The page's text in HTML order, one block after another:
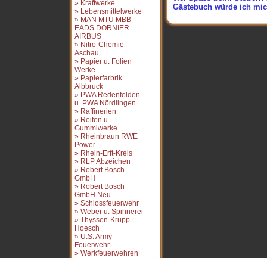
» Kraftwerke
» Lebensmittelwerke
» MAN MTU MBB
EADS DORNIER
AIRBUS
» Nitro-Chemie
Aschau
» Papier u. Folien
Werke
» Papierfarbrik
Albbruck
» PWA Redenfelden
u. PWA Nördlingen
» Raffinerien
» Reifen u.
Gummiwerke
» Rheinbraun RWE
Power
» Rhein-Erft-Kreis
» RLP Abzeichen
» Robert Bosch
GmbH
» Robert Bosch
GmbH Neu
» Schlossfeuerwehr
» Weber u. Spinnerei
» Thyssen-Krupp-
Hoesch
» U.S. Army
Feuerwehr
» Werkfeuerwehren
Gästebuch würde ich